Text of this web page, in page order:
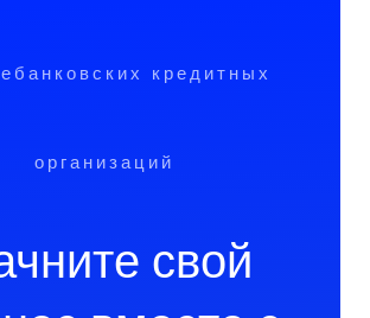
кредитных
организаций
свой